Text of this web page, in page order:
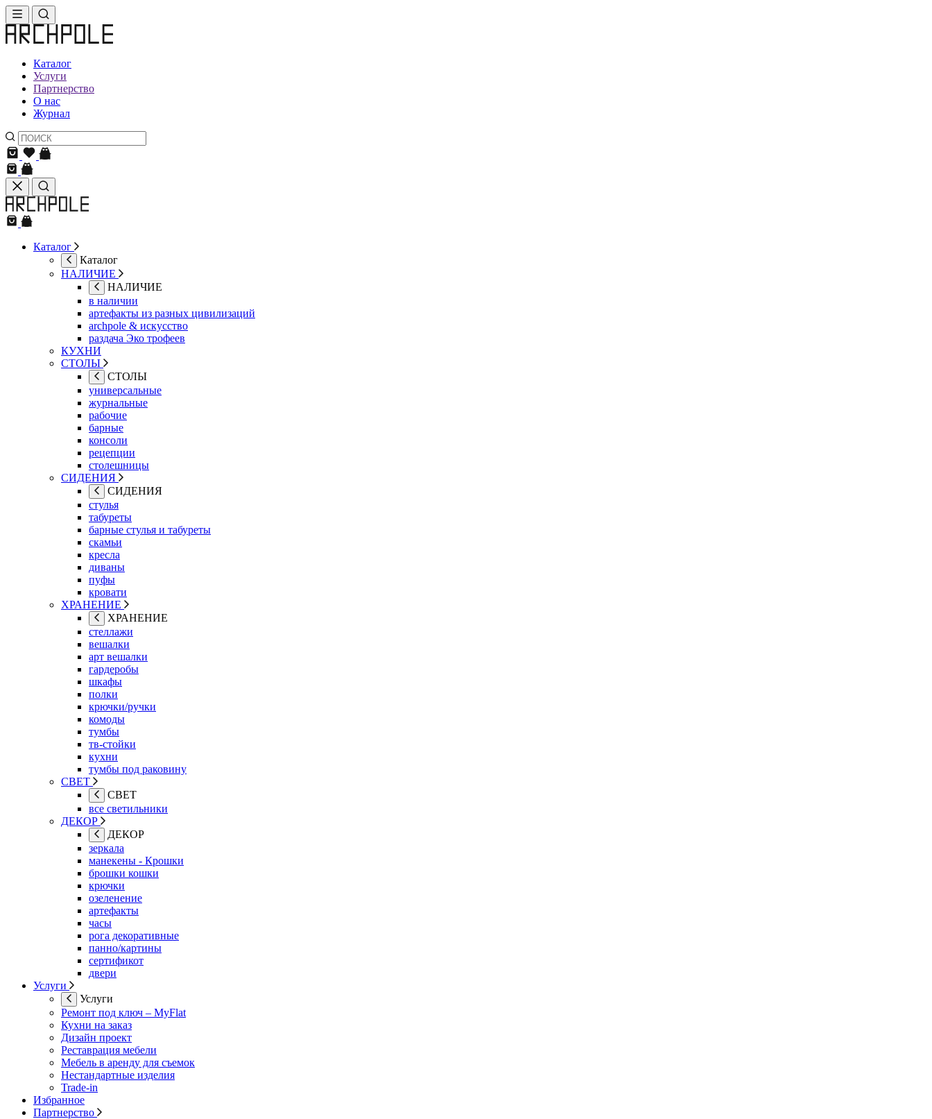
Каталог
Услуги
Партнерство
О нас
Журнал
Каталог
Каталог
НАЛИЧИЕ
НАЛИЧИЕ
в наличии
артефакты из разных цивилизаций
archpole & искусство
раздача Эко трофеев
КУХНИ
СТОЛЫ
СТОЛЫ
универсальные
журнальные
рабочие
барные
консоли
рецепции
столешницы
СИДЕНИЯ
СИДЕНИЯ
стулья
табуреты
барные стулья и табуреты
скамьи
кресла
диваны
пуфы
кровати
ХРАНЕНИЕ
ХРАНЕНИЕ
стеллажи
вешалки
арт вешалки
гардеробы
шкафы
полки
крючки/ручки
комоды
тумбы
тв-стойки
кухни
тумбы под раковину
СВЕТ
СВЕТ
все светильники
ДЕКОР
ДЕКОР
зеркала
манекены - Крошки
брошки кошки
крючки
озеленение
артефакты
часы
рога декоративные
панно/картины
сертификот
двери
Услуги
Услуги
Ремонт под ключ – MyFlat
Кухни на заказ
Дизайн проект
Реставрация мебели
Мебель в аренду для съемок
Нестандартные изделия
Trade-in
Избранное
Партнерство